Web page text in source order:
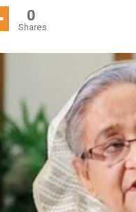
শেখ
হাসিনার
সঙ্গে
যোগাযোগের
দাবি
:
সরকারি
0
Shares